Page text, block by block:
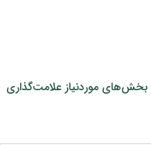
بخش‌های موردنیاز علامت‌گذاری